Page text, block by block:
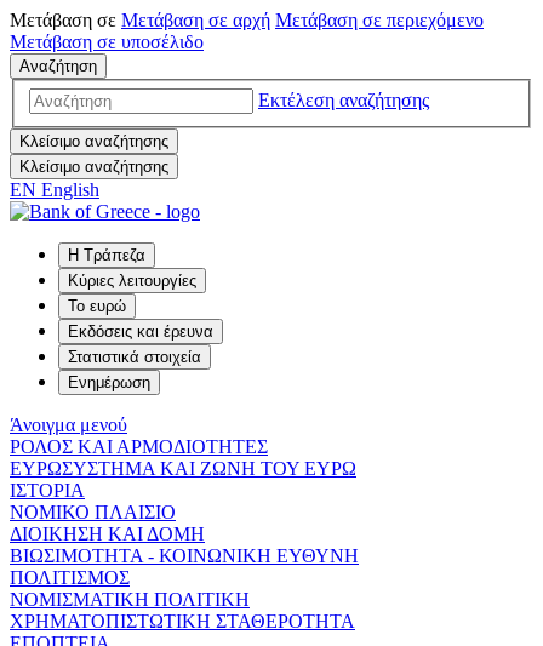
Μετάβαση σε Μετάβαση σε αρχή Μετάβαση σε περιεχόμενο
Μετάβαση σε υποσέλιδο
Αναζήτηση
Εκτέλεση αναζήτησης
Κλείσιμο αναζήτησης
Κλείσιμο αναζήτησης
EN English
Η Τράπεζα
Κύριες λειτουργίες
Το ευρώ
Εκδόσεις και έρευνα
Στατιστικά στοιχεία
Ενημέρωση
Άνοιγμα μενού
ΡΟΛΟΣ ΚΑΙ ΑΡΜΟΔΙΟΤΗΤΕΣ
ΕΥΡΩΣΥΣΤΗΜΑ ΚΑΙ ΖΩΝΗ ΤΟΥ ΕΥΡΩ
ΙΣΤΟΡΙΑ
ΝΟΜΙΚΟ ΠΛΑΙΣΙΟ
ΔΙΟΙΚΗΣΗ ΚΑΙ ΔΟΜΗ
ΒΙΩΣΙΜΟΤΗΤΑ - ΚΟΙΝΩΝΙΚΗ ΕΥΘΥΝΗ
ΠΟΛΙΤΙΣΜΟΣ
ΝΟΜΙΣΜΑΤΙΚΗ ΠΟΛΙΤΙΚΗ
ΧΡΗΜΑΤΟΠΙΣΤΩΤΙΚΗ ΣΤΑΘΕΡΟΤΗΤΑ